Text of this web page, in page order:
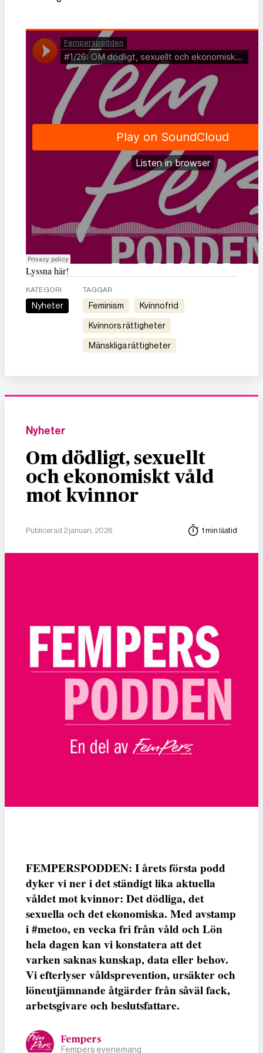
Lyssna här!
KATEGORI
Nyheter
TAGGAR
feminism kvinnofrid
kvinnors rättigheter
mänskliga rättigheter
Nyheter
Om dödligt, sexuellt
och ekonomiskt våld
mot kvinnor
Publicerad 2 januari, 2026 1 min lästid
FEMPERSPODDEN: I årets första podd
dyker vi ner i det ständigt lika aktuella
våldet mot kvinnor: Det dödliga, det
sexuella och det ekonomiska. Med avstamp
i #metoo, en vecka fri från våld och Lön
hela dagen kan vi konstatera att det
varken saknas kunskap, data eller behov.
Vi efterlyser våldsprevention, ursäkter och
löneutjämnande åtgärder från såväl fack,
arbetsgivare och beslutsfattare.
Fempers
Fempers evenemang